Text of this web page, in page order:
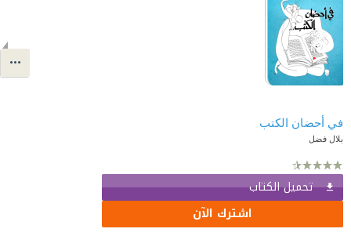
في أحضان الكتب
بلال فضل
تحميل الكتاب
اشترك الآن